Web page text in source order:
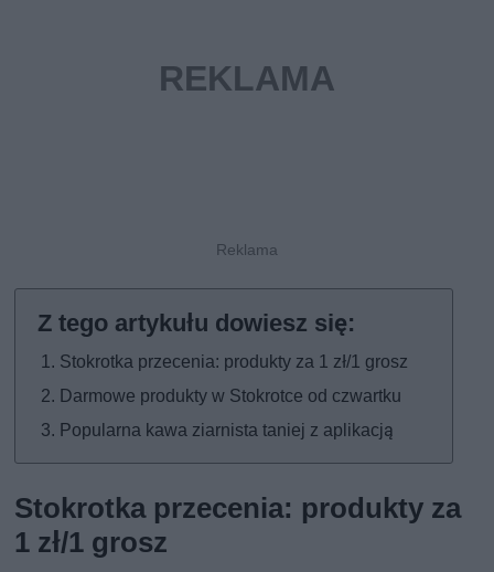
Stokrotka przecenia: produkty za 1 zł/1 grosz
Darmowe produkty w Stokrotce od czwartku
Popularna kawa ziarnista taniej z aplikacją
Stokrotka przecenia: produkty za
1 zł/1 grosz